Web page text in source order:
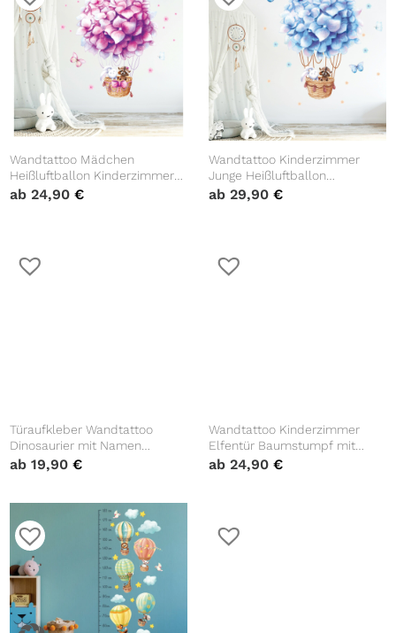
Wandtattoo Mädchen
Heißluftballon Kinderzimmer
Waschbär Hase Blumen rosa
ab24,90€
Wandtattoo Kinderzimmer
Junge Heißluftballon
Waschbär Hase Junge
ab 29,90 €
Türaufkleber Wandtattoo
Dinosaurier mit Namen
Kinderzimmer Sticker Kind
ab19,90€
Wandtattoo Kinderzimmer
Elfentür Baumstumpf mit
lesendem Bär
ab 24,90 €